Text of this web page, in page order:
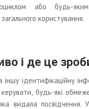
або будь-
користування.
і де це
ідентифікаційну
будь-які
видала посвідчення.